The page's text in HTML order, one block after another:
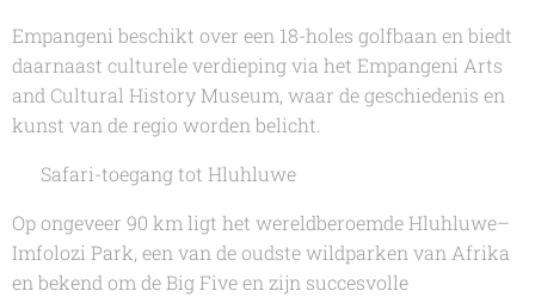
Empangeni beschikt over een 18-holes golfbaan en biedt
daarnaast culturele verdieping via het Empangeni Arts
and Cultural History Museum, waar de geschiedenis en
kunst van de regio worden belicht.
🦁 Safari-toegang tot Hluhluwe
Op ongeveer 90 km ligt het wereldberoemde Hluhluwe–
Imfolozi Park, een van de oudste wildparken van Afrika
en bekend om de Big Five en zijn succesvolle